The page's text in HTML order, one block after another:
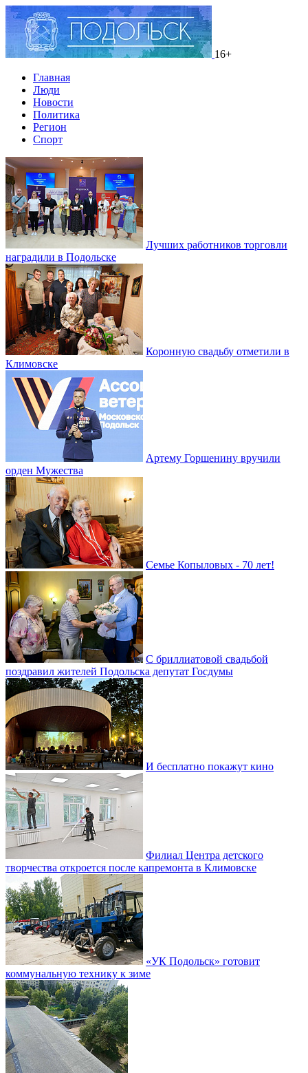
16+
Главная
Люди
Новости
Политика
Регион
Спорт
Лучших работников торговли
наградили в Подольске
Коронную свадьбу отметили в
Климовске
Артему Горшенину вручили
орден Мужества
Семье Копыловых - 70 лет!
С бриллиатовой свадьбой
поздравил жителей Подольска депутат Госдумы
И бесплатно покажут кино
Филиал Центра детского
творчества откроется после капремонта в Климовске
«УК Подольск» готовит
коммунальную технику к зиме